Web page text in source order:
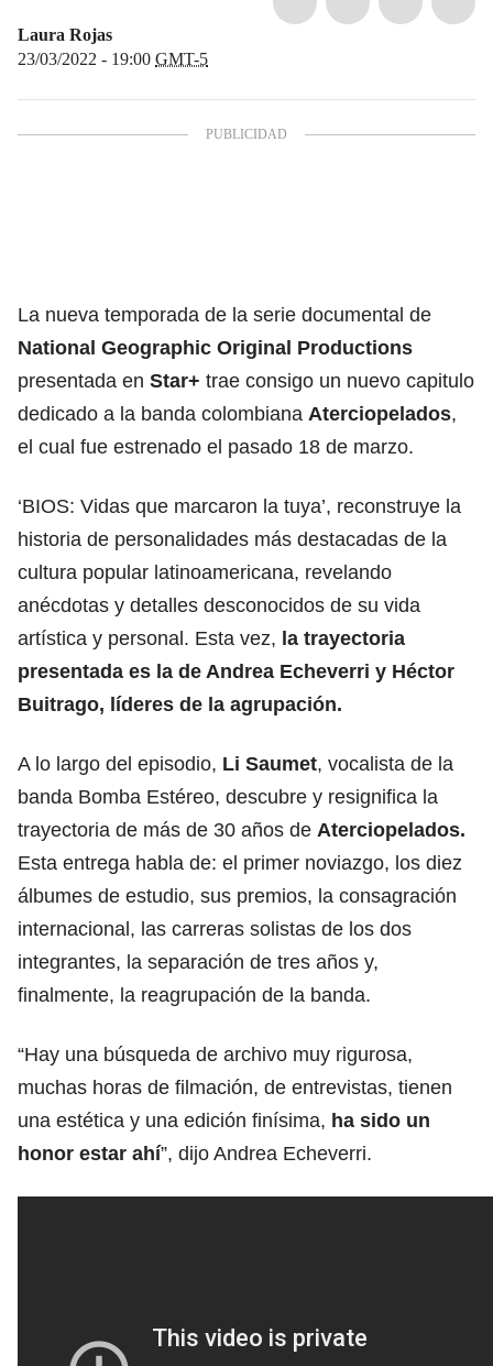
Laura Rojas
23/03/2022 - 19:00 GMT-5
La nueva temporada de la serie documental de
National Geographic Original Productions
presentada en Star+ trae consigo un nuevo capitulo
dedicado a la banda colombiana Aterciopelados,
el cual fue estrenado el pasado 18 de marzo.
‘BIOS: Vidas que marcaron la tuya’, reconstruye la
historia de personalidades más destacadas de la
cultura popular latinoamericana, revelando
anécdotas y detalles desconocidos de su vida
artística y personal. Esta vez, la trayectoria
presentada es la de Andrea Echeverri y Héctor
Buitrago, líderes de la agrupación.
A lo largo del episodio, Li Saumet, vocalista de la
banda Bomba Estéreo, descubre y resignifica la
trayectoria de más de 30 años de Aterciopelados.
Esta entrega habla de: el primer noviazgo, los diez
álbumes de estudio, sus premios, la consagración
internacional, las carreras solistas de los dos
integrantes, la separación de tres años y,
finalmente, la reagrupación de la banda.
“Hay una búsqueda de archivo muy rigurosa,
muchas horas de filmación, de entrevistas, tienen
una estética y una edición finísima, ha sido un
honor estar ahí”, dijo Andrea Echeverri.